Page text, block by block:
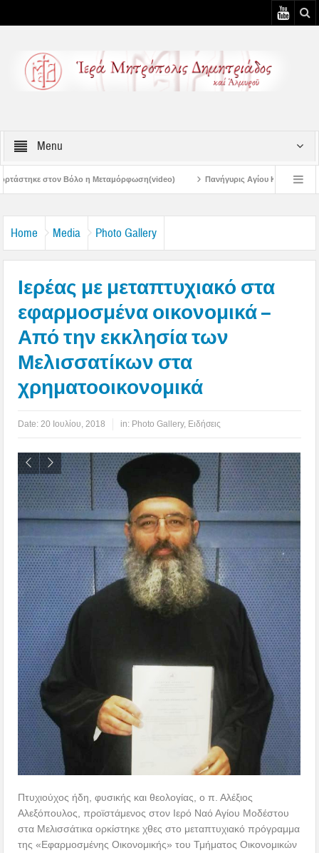
Menu
Πανήγυρις Αγίου Καλλινίκου Μητροπολίτου Εδέσσης
Home Media Photo Gallery
Ιερέας με μεταπτυχιακό στα
εφαρμοσμένα οικονομικά –
Από την εκκλησία των
Μελισσατίκων στα
χρηματοοικονομικά
Date: 20 Ιουλίου, 2018 in: Photo Gallery, Ειδήσεις
Πτυχιούχος ήδη, φυσικής και θεολογίας, ο π. Αλέξιος
Αλεξόπουλος, προϊστάμενος στον Ιερό Ναό Αγίου Μοδέστου
στα Μελισσάτικα ορκίστηκε χθες στο μεταπτυχιακό πρόγραμμα
της «Εφαρμοσμένης Οικονομικής» του Τμήματος Οικονομικών